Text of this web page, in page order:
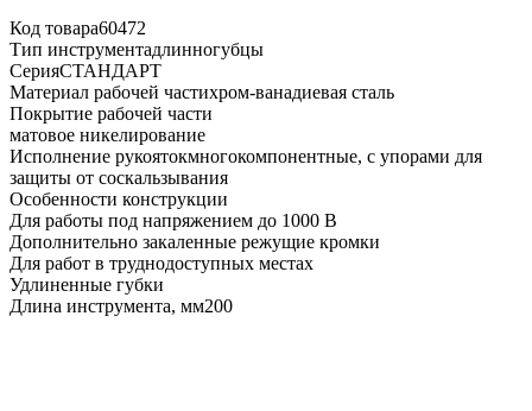
Код товара60472
Тип инструментадлинногубцы
СерияСТАНДАРТ
Материал рабочей частихром-ванадиевая сталь
Покрытие рабочей части
матовое никелирование
Исполнение рукоятокмногокомпонентные, с упорами для
защиты от соскальзывания
Особенности конструкции
Для работы под напряжением до 1000 В
Дополнительно закаленные режущие кромки
Для работ в труднодоступных местах
Удлиненные губки
Длина инструмента, мм200